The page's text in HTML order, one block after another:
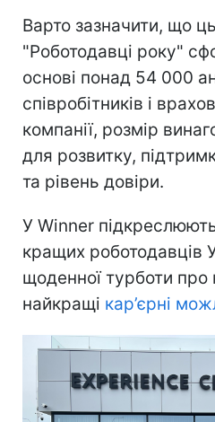
Варто зазначити, що
"Роботодавці року"
основі понад 54 000
співробітників і
компанії, розмір
для розвитку,
та рівень довіри.
У Winner
кращих роботодавців
щоденної турботи про
найкращі кар’єрні